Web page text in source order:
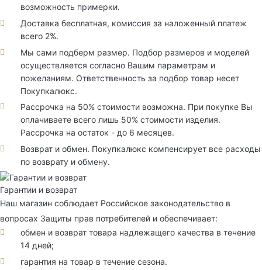
возможность примерки.
Доставка бесплатная, комиссия за наложенный платеж
всего 2%.
Мы сами подберм размер. Подбор размеров и моделей
осуществляется согласно Вашим параметрам и
пожеланиям. Ответственность за подбор товар несет
Покупкалюкс.
Рассрочка на 50% стоимости возможна. При покупке Вы
оплачиваете всего лишь 50% стоимости изделия.
Рассрочка на остаток - до 6 месяцев.
Возврат и обмен. Покупкалюкс компенсирует все расходы
по возврату и обмену.
Гарантии и возврат
Наш магазин соблюдает Российское законодательство в
вопросах Защиты прав потребителей и обеспечивает:
обмен и возврат товара надлежащего качества в течение
14 дней;
гарантия на товар в течение сезона.